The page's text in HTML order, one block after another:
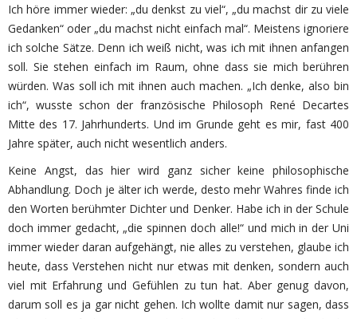
Ich höre immer wieder: „du denkst zu viel“, „du machst dir zu viele
Gedanken“ oder „du machst nicht einfach mal“. Meistens ignoriere
ich solche Sätze. Denn ich weiß nicht, was ich mit ihnen anfangen
soll. Sie stehen einfach im Raum, ohne dass sie mich berühren
würden. Was soll ich mit ihnen auch machen. „Ich denke, also bin
ich“, wusste schon der französische Philosoph René Decartes
Mitte des 17. Jahrhunderts. Und im Grunde geht es mir, fast 400
Jahre später, auch nicht wesentlich anders.
Keine Angst, das hier wird ganz sicher keine philosophische
Abhandlung. Doch je älter ich werde, desto mehr Wahres finde ich
den Worten berühmter Dichter und Denker. Habe ich in der Schule
doch immer gedacht, „die spinnen doch alle!“ und mich in der Uni
immer wieder daran aufgehängt, nie alles zu verstehen, glaube ich
heute, dass Verstehen nicht nur etwas mit denken, sondern auch
viel mit Erfahrung und Gefühlen zu tun hat. Aber genug davon,
darum soll es ja gar nicht gehen. Ich wollte damit nur sagen, dass